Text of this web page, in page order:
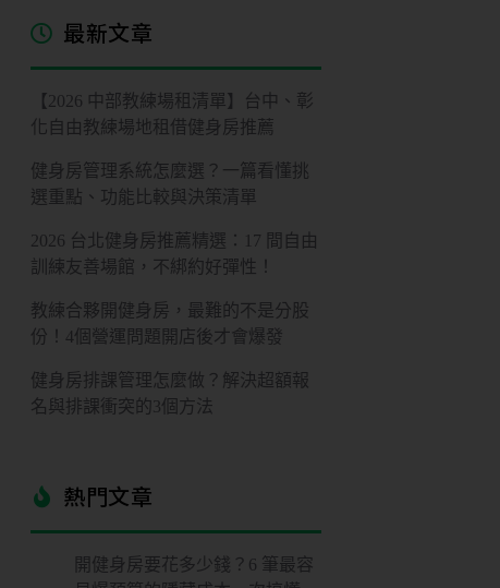
最新文章
【2026 中部教練場租清單】台中、彰
化自由教練場地租借健身房推薦
健身房管理系統怎麼選？一篇看懂挑
選重點、功能比較與決策清單
2026 台北健身房推薦精選：17 間自由
訓練友善場館，不綁約好彈性！
教練合夥開健身房，最難的不是分股
份！4個營運問題開店後才會爆發
健身房排課管理怎麼做？解決超額報
名與排課衝突的3個方法
熱門文章​
開健身房要花多少錢？6 筆最容